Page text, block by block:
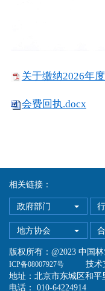
关于缴纳2026年
会费回执.docx
相关链接：
政府部门
地方协会
版权所有：@2023 中国
ICP备08007927号技术支
地址：北京市东城区和平
电话： 010-